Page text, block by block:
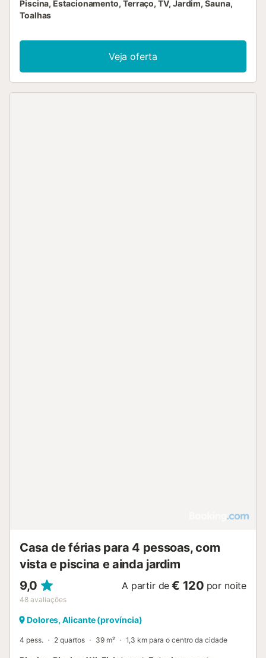
Piscina, Estacionamento, Terraço, TV, Jardim, Sauna,
Toalhas
Veja oferta
Casa de férias para 4 pessoas, com
vista e piscina e ainda jardim
9,0
48 avaliações
A partir de € 120 por noite
Dolores, Alicante (província)
4 pess. 2 quartos 39 m² 1,3 km para o centro da cidade